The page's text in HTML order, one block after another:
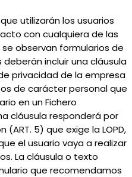
utilizarán los usuarios
con cualquiera de las
observan formularios de
incluir una cláusula
privacidad de la empresa
de carácter personal que
en un Fichero
cláusula responderá por
5) que exige la LOPD,
el usuario vaya a realizar
La cláusula o texto
que recomendamos